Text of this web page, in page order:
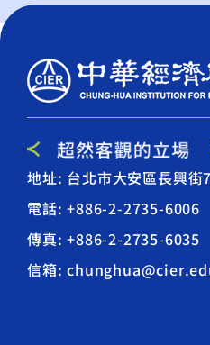
地址: 台北市大安區長興街
電話: +886-2-2735-6006
傳真: +886-2-2735-6035
信箱: